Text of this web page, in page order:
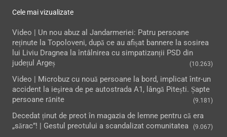
Cele mai vizualizate
Video | Un nou abuz al Jandarmeriei: Patru persoane
reținute la Topoloveni, după ce au afișat bannere la sosirea
lui Liviu Dragnea la întâlnirea cu simpatizanții PSD din
județul Argeș
(10.263)
Video | Microbuz cu nouă persoane la bord, implicat într-un
accident la ieşirea de pe autostrada A1, lângă Pitești. Șapte
persoane rănite
(9.181)
Decedat ținut de preot în magazia de lemne pentru că era
„sărac”! | Gestul preotului a scandalizat comunitatea
(9.067)